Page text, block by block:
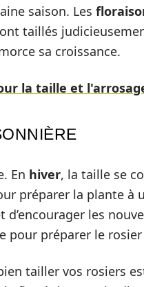
saison. Les
taillés
sa croissance.
la taille et
En hiver, la taille se
préparer la plante à
d’encourager les
préparer le rosier
tailler vos rosiers